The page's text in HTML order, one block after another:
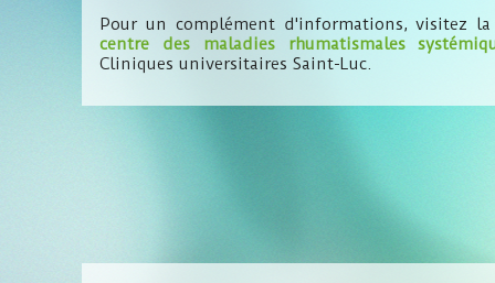
Pour un complément d'informations, visitez la
centre des maladies rhumatismales
Cliniques universitaires Saint-Luc.